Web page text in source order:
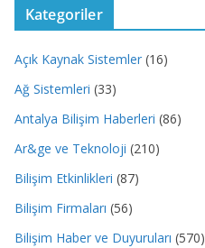
Kategoriler
Açık Kaynak Sistemler (16)
Ağ Sistemleri (33)
Antalya Bilişim Haberleri (86)
Ar&ge ve Teknoloji (210)
Bilişim Etkinlikleri (87)
Bilişim Firmaları (56)
Bilişim Haber ve Duyuruları (570)